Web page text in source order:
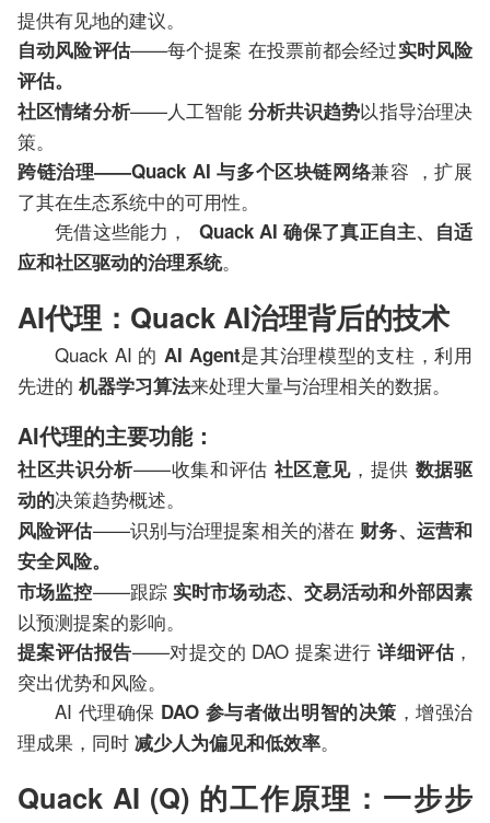
提供有见地的建议。
自动风险评估——每个提案 在投票前都会经过实时风险
评估。
社区情绪分析——人工智能 分析共识趋势以指导治理决
策。
跨链治理——Quack AI 与多个区块链网络兼容 ，扩展
了其在生态系统中的可用性。
凭借这些能力， Quack AI 确保了真正自主、自适
应和社区驱动的治理系统。
AI代理：Quack AI治理背后的技术
Quack AI 的 AI Agent是其治理模型的支柱，利用
先进的 机器学习算法来处理大量与治理相关的数据。
AI代理的主要功能：
社区共识分析——收集和评估 社区意见 ，提供 数据驱
动的决策趋势概述。
风险评估——识别与治理提案相关的潜在 财务、运营和
安全风险。
市场监控——跟踪 实时市场动态、交易活动和外部因素
以预测提案的影响。
提案评估报告——对提交的 DAO 提案进行详细评估，
突出优势和风险。
AI 代理确保 DAO 参与者做出明智的决策 ，增强治
理成果，同时 减少人为偏见和低效率。
Quack AI (Q) 的工作原理：一步步